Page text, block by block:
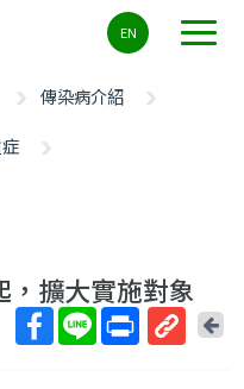
EN
傳染病介紹
擴大實施對象
回